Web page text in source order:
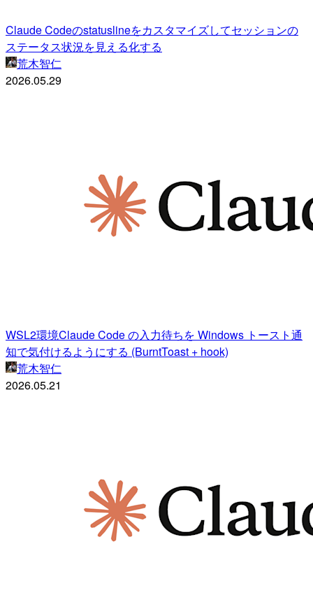
Claude Codeのstatuslineをカスタマイズしてセッションの
ステータス状況を見える化する
荒木智仁
2026.05.29
WSL2環境Claude Code の入力待ちを Windows トースト通
知で気付けるようにする (BurntToast + hook)
荒木智仁
2026.05.21